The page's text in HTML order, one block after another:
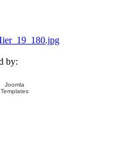
by:
Joomla
Templates